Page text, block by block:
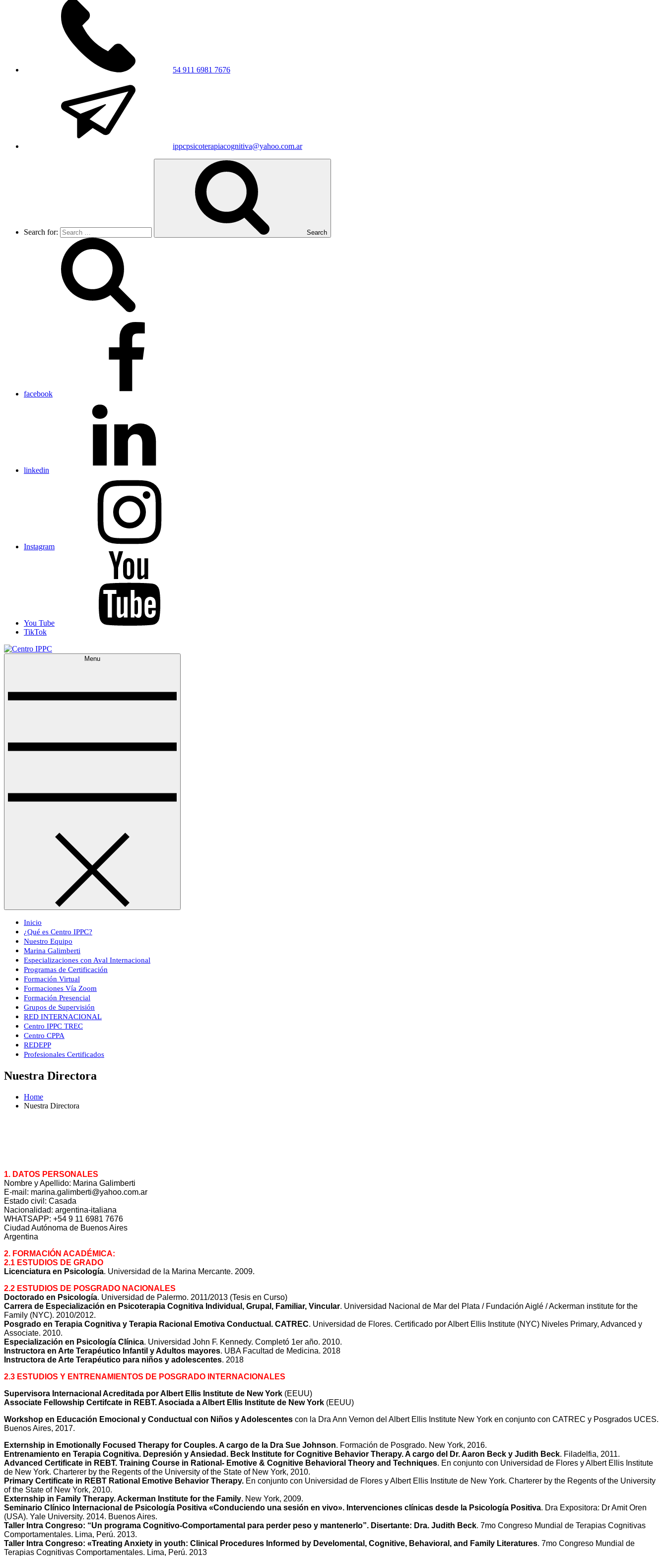
54 911 6981 7676
ippcpsicoterapiacognitiva@yahoo.com.ar
Search for: Search
facebook
linkedin
Instagram
You Tube
TikTok
Menu
Inicio
¿Qué es Centro IPPC?
Nuestro Equipo
Marina Galimberti
Especializaciones con Aval Internacional
Programas de Certificación
Formación Virtual
Formaciones Vía Zoom
Formación Presencial
Grupos de Supervisión
RED INTERNACIONAL
Centro IPPC TREC
Centro CPPA
REDEPP
Profesionales Certificados
Nuestra Directora
Home
Nuestra Directora
1. DATOS PERSONALES
Nombre y Apellido: Marina Galimberti
E-mail: marina.galimberti@yahoo.com.ar
Estado civil: Casada
Nacionalidad: argentina-italiana
WHATSAPP: +54 9 11 6981 7676
Ciudad Autónoma de Buenos Aires
Argentina
2. FORMACIÓN ACADÉMICA:
2.1 ESTUDIOS DE GRADO
Licenciatura en Psicología. Universidad de la Marina Mercante. 2009.
2.2 ESTUDIOS DE POSGRADO NACIONALES
Doctorado en Psicología. Universidad de Palermo. 2011/2013 (Tesis en Curso)
Carrera de Especialización en Psicoterapia Cognitiva Individual, Grupal, Familiar, Vincular. Universidad Nacional de Mar del Plata / Fundación Aiglé / Ackerman institute for the
Family (NYC). 2010/2012.
Posgrado en Terapia Cognitiva y Terapia Racional Emotiva Conductual. CATREC. Universidad de Flores. Certificado por Albert Ellis Institute (NYC) Niveles Primary, Advanced y
Associate. 2010.
Especialización en Psicología Clínica. Universidad John F. Kennedy. Completó 1er año. 2010.
Instructora en Arte Terapéutico Infantil y Adultos mayores. UBA Facultad de Medicina. 2018
Instructora de Arte Terapéutico para niños y adolescentes. 2018
2.3 ESTUDIOS Y ENTRENAMIENTOS DE POSGRADO INTERNACIONALES
Supervisora Internacional Acreditada por Albert Ellis Institute de New York (EEUU)
Associate Fellowship Certifcate in REBT. Asociada a Albert Ellis Institute de New York (EEUU)
Workshop en Educación Emocional y Conductual con Niños y Adolescentes con la Dra Ann Vernon del Albert Ellis Institute New York en conjunto con CATREC y Posgrados UCES.
Buenos Aires, 2017.
Externship in Emotionally Focused Therapy for Couples. A cargo de la Dra Sue Johnson. Formación de Posgrado. New York, 2016.
Entrenamiento en Terapia Cognitiva. Depresión y Ansiedad. Beck Institute for Cognitive Behavior Therapy. A cargo del Dr. Aaron Beck y Judith Beck. Filadelfia, 2011.
Advanced Certificate in REBT. Training Course in Rational- Emotive & Cognitive Behavioral Theory and Techniques. En conjunto con Universidad de Flores y Albert Ellis Institute
de New York. Charterer by the Regents of the University of the State of New York, 2010.
Primary Certificate in REBT Rational Emotive Behavior Therapy. En conjunto con Universidad de Flores y Albert Ellis Institute de New York. Charterer by the Regents of the University
of the State of New York, 2010.
Externship in Family Therapy. Ackerman Institute for the Family. New York, 2009.
Seminario Clínico Internacional de Psicología Positiva «Conduciendo una sesión en vivo». Intervenciones clínicas desde la Psicología Positiva. Dra Expositora: Dr Amit Oren
(USA). Yale University. 2014. Buenos Aires.
Taller Intra Congreso: “Un programa Cognitivo-Comportamental para perder peso y mantenerlo”. Disertante: Dra. Judith Beck. 7mo Congreso Mundial de Terapias Cognitivas
Comportamentales. Lima, Perú. 2013.
Taller Intra Congreso: «Treating Anxiety in youth: Clinical Procedures Informed by Develomental, Cognitive, Behavioral, and Family Literatures. 7mo Congreso Mundial de
Terapias Cognitivas Comportamentales. Lima, Perú. 2013